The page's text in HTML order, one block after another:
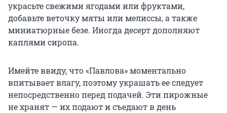
украсьте свежими ягодами или фруктами,
добавьте веточку мяты или мелиссы, а также
миниатюрные безе. Иногда десерт дополняют
каплями сиропа.
Имейте ввиду, что «Павлова» моментально
впитывает влагу, поэтому украшать ее следует
непосредственно перед подачей. Эти пирожные
не хранят — их подают и съедают в день